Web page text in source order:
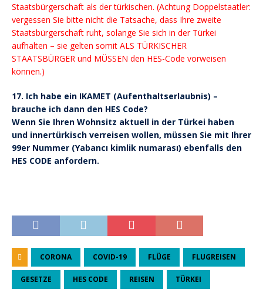
Staatsbürgerschaft als der türkischen. (Achtung Doppelstaatler:
vergessen Sie bitte nicht die Tatsache, dass Ihre zweite
Staatsbürgerschaft ruht, solange Sie sich in der Türkei
aufhalten – sie gelten somit ALS TÜRKISCHER
STAATSBÜRGER und MÜSSEN den HES-Code vorweisen
können.)
17. Ich habe ein IKAMET (Aufenthaltserlaubnis) –
brauche ich dann den HES Code?
Wenn Sie Ihren Wohnsitz aktuell in der Türkei haben
und innertürkisch verreisen wollen, müssen Sie mit Ihrer
99er Nummer (Yabancı kimlik numarası) ebenfalls den
HES CODE anfordern.
CORONA COVID-19 FLÜGE FLUGREISEN
GESETZE HES CODE REISEN TÜRKEI